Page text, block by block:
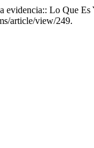
evidencia:: Lo Que
article/view/249.